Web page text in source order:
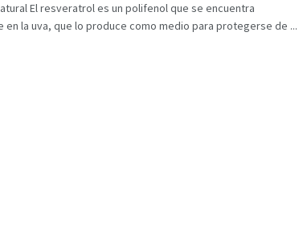
El resveratrol es un polifenol que se encuentra
en la uva, que lo produce como medio para protegerse de ...